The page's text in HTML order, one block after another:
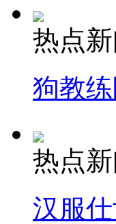
热点
狗教
热点
汉服